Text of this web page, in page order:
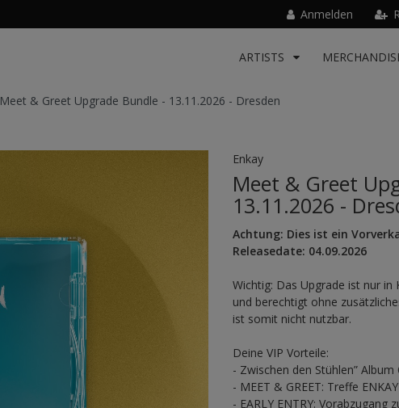
Anmelden
ARTISTS
Meet & Greet Upgrade Bundle - 13.11.2026 - Dresden
Enkay
Meet & Greet
13.11.2026 -
Achtung: Dies ist ein
Releasedate: 04.09.2026
Wichtig: Das Upgrade ist nur
und berechtigt ohne
ist somit nicht nutzbar.
Deine VIP Vorteile:
- Zwischen den Stühlen” Album
- MEET & GREET: Treffe
- EARLY ENTRY: